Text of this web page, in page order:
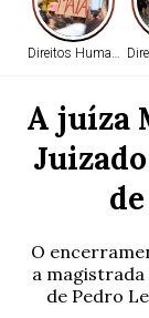
Direitos Humanos
A juíza
O
a magistrada
de Pedro